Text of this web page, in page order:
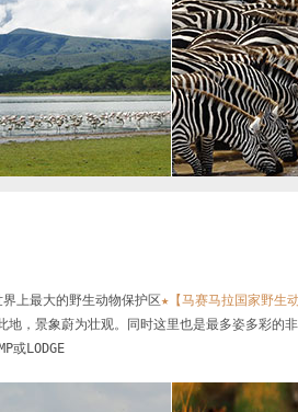
上最大的野生动物保护区★【马赛马拉国家野生
地，景象蔚为壮观。同时这里也是最多姿多彩的
或LODGE